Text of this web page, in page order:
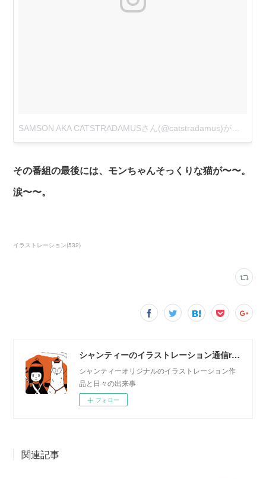
その番組の最後には、モンちゃんそっくりな猫が〜〜。
涙〜〜。
イラストレーション(532)
シャンティーのイラストレーション通信rararashanty
シャンティーオリジナルのイラストレーション作
品と日々の出来事
フォロー
関連記事